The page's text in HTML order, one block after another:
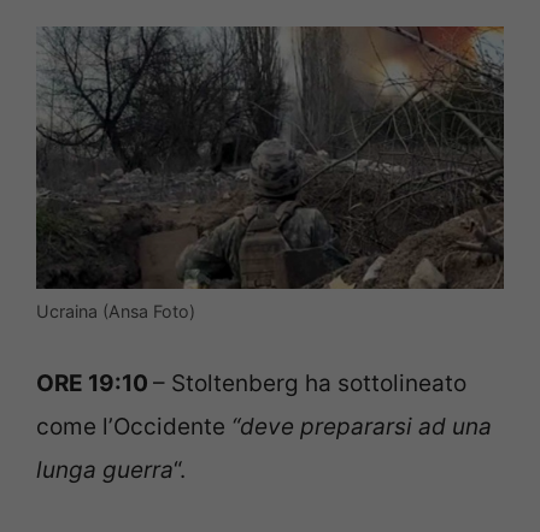
Ucraina (Ansa Foto)
ORE 19:10 – Stoltenberg ha sottolineato
come l’Occidente “deve prepararsi ad una
lunga guerra“.